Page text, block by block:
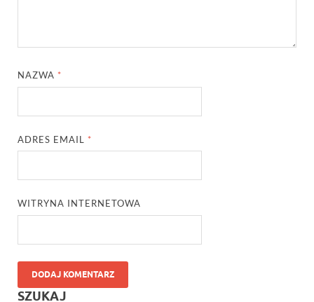
NAZWA *
ADRES EMAIL *
WITRYNA INTERNETOWA
SZUKAJ